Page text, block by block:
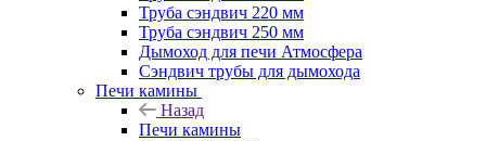
Труба сэндвич 220 мм
Труба сэндвич 250 мм
Дымоход для печи Атмосфера
Сэндвич трубы для дымохода
Печи камины
Назад
Печи камины